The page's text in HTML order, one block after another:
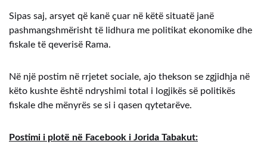
Sipas saj, arsyet që kanë çuar në këtë situatë janë
pashmangshmërisht të lidhura me politikat ekonomike dhe
fiskale të qeverisë Rama.
Në një postim në rrjetet sociale, ajo thekson se zgjidhja në
këto kushte është ndryshimi total i logjikës së politikës
fiskale dhe mënyrës se si i qasen qytetarëve.
Postimi i plotë në Facebook i Jorida Tabakut: